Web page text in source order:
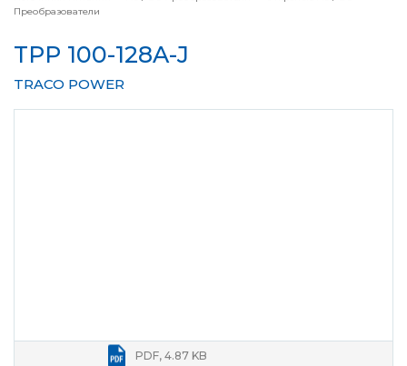
Преобразователи
TPP 100-128A-J
TRACO POWER
PDF, 4.87 KB